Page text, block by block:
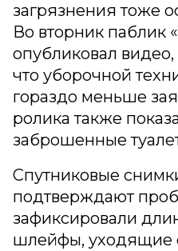
загрязнения тоже
Во вторник паблик
опубликовал
что уборочной
гораздо меньше
ролика также
заброшенные
Спутниковые
подтверждают
зафиксировали
шлейфы, уходящие